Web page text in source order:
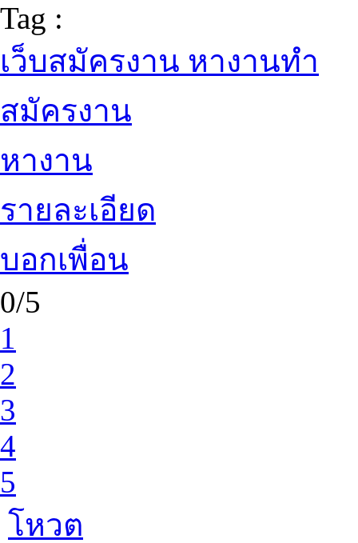
Tag :
เว็บสมัครงาน หางานทำ
สมัครงาน
หางาน
รายละเอียด
บอกเพื่อน
0/5
1
2
3
4
5
โหวต